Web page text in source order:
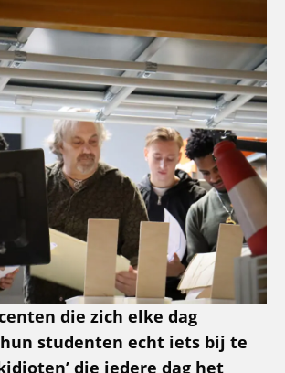
die zich elke dag
studenten echt iets bij te
die iedere dag het